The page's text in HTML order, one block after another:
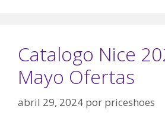
Catalogo Nice
Mayo Ofertas
abril 29, 2024 por priceshoes